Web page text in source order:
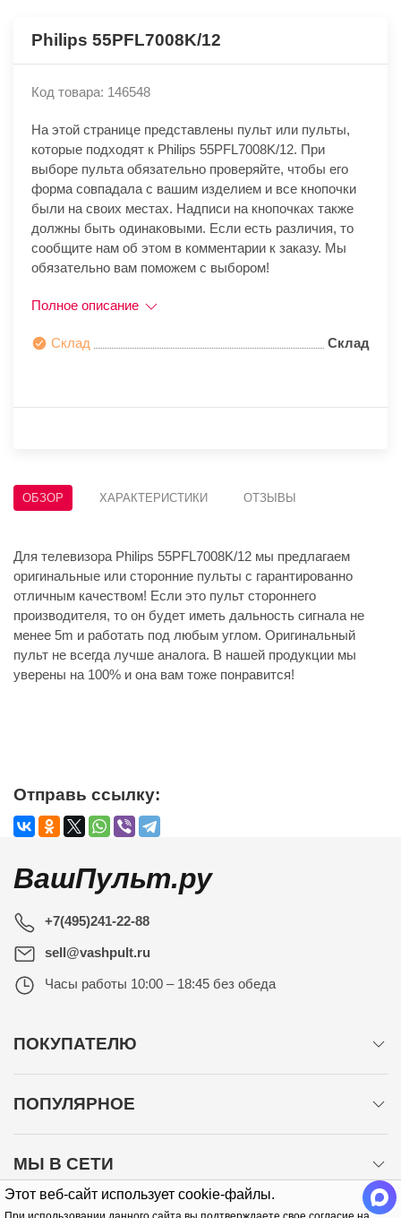
Этот веб-сайт использует cookie-файлы.
Philips 55PFL7008K/12
Код товара: 146548
На этой странице представлены пульт или пульты,
которые подходят к Philips 55PFL7008K/12. При
выборе пульта обязательно проверяйте, чтобы его
форма совпадала с вашим изделием и все кнопочки
были на своих местах. Надписи на кнопочках также
должны быть одинаковыми. Если есть различия, то
сообщите нам об этом в комментарии к заказу. Мы
обязательно вам поможем с выбором!
Полное описание
Склад Склад
ОБЗОР ХАРАКТЕРИСТИКИ ОТЗЫВЫ
Для телевизора Philips 55PFL7008K/12 мы предлагаем
оригинальные или сторонние пульты с гарантированно
отличным качеством! Если это пульт стороннего
производителя, то он будет иметь дальность сигнала не
менее 5m и работать под любым углом. Оригинальный
пульт не всегда лучше аналога. В нашей продукции мы
уверены на 100% и она вам тоже понравится!
Отправь ссылку:
ВашПульт.ру
+7(495)241-22-88
sell@vashpult.ru
Часы работы 10:00 – 18:45 без обеда
ПОКУПАТЕЛЮ
ПОПУЛЯРНОЕ
МЫ В СЕТИ